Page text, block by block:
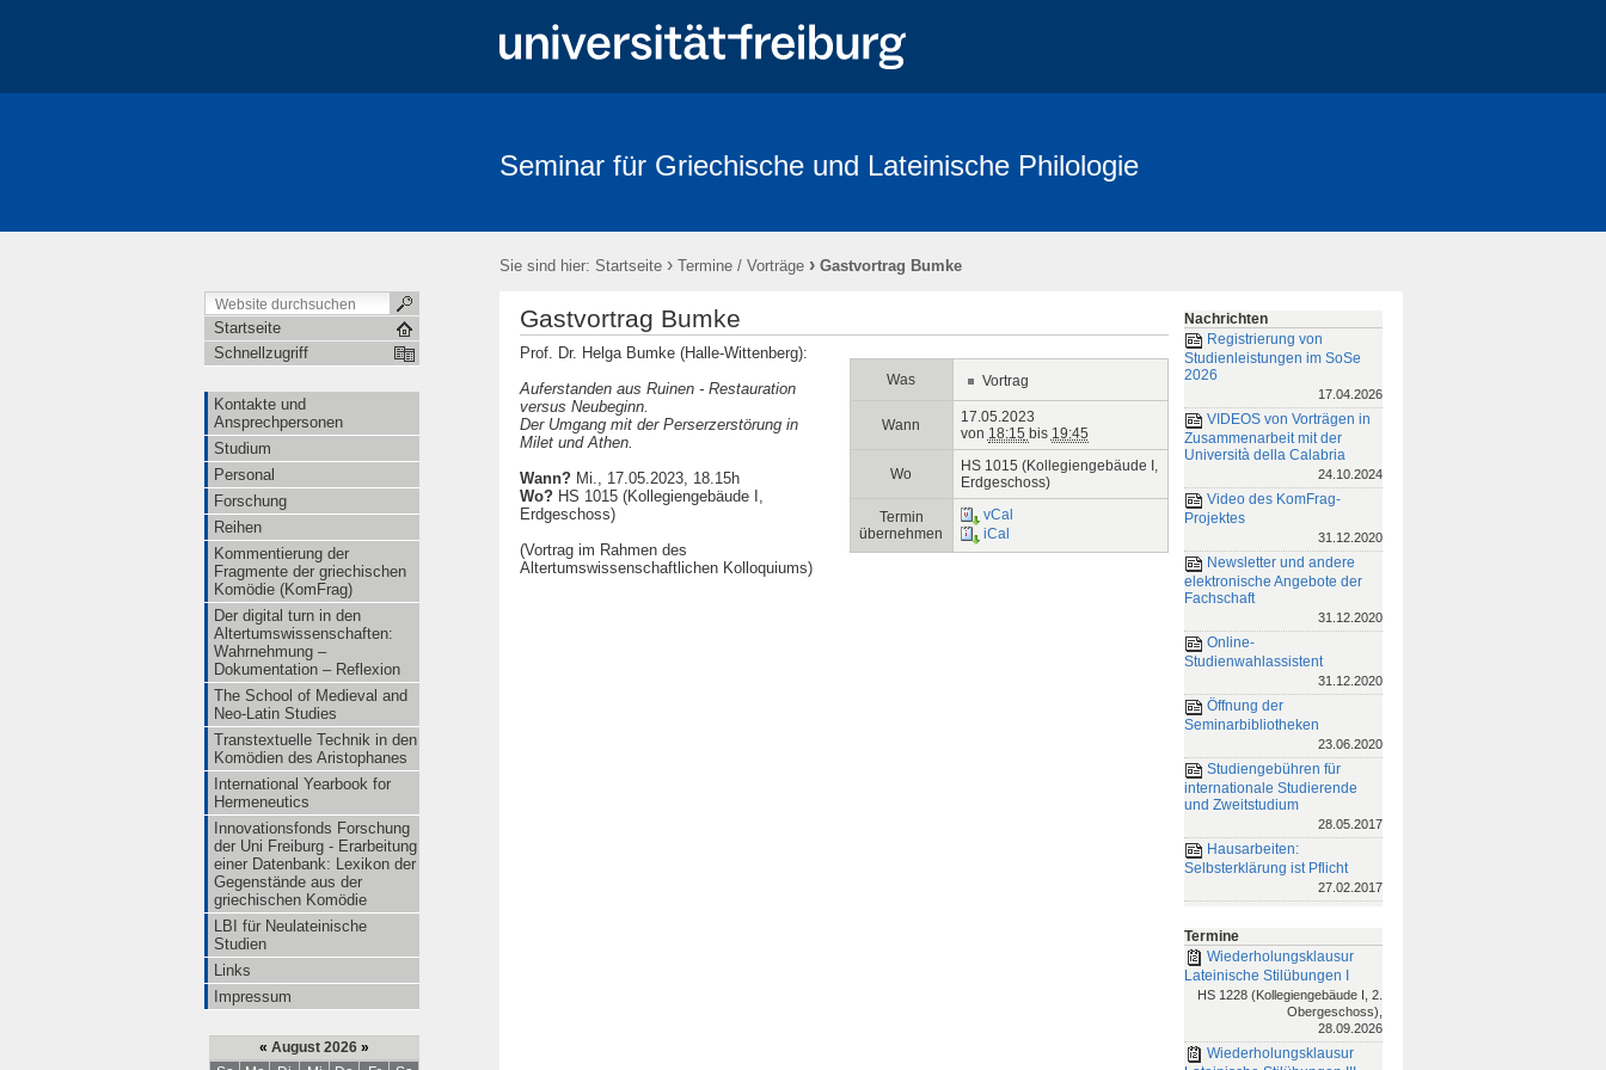
Seminar für Griechische und Lateinische Philologie
Sie sind hier: Startseite › Termine / Vorträge › Gastvortrag Bumke
Startseite
Schnellzugriff
Kontakte und
Ansprechpersonen
Studium
Personal
Forschung
Reihen
Kommentierung der
Fragmente der griechischen
Komödie (KomFrag)
Der digital turn in den
Altertumswissenschaften:
Wahrnehmung –
Dokumentation – Reflexion
The School of Medieval and
Neo-Latin Studies
Transtextuelle Technik in den
Komödien des Aristophanes
International Yearbook for
Hermeneutics
Innovationsfonds Forschung
der Uni Freiburg - Erarbeitung
einer Datenbank: Lexikon der
Gegenstände aus der
griechischen Komödie
LBI für Neulateinische
Studien
Links
Impressum
« August 2026 »
Gastvortrag Bumke
Was Vortrag
Wann
17.05.2023
von 18:15 bis 19:45
Wo
HS 1015 (Kollegiengebäude I,
Erdgeschoss)
Termin
übernehmen
vCal
iCal
Prof. Dr. Helga Bumke (Halle-Wittenberg):
Auferstanden aus Ruinen - Restauration
versus Neubeginn.
Der Umgang mit der Perserzerstörung in
Milet und Athen.
Wann? Mi., 17.05.2023, 18.15h
Wo? HS 1015 (Kollegiengebäude I,
Erdgeschoss)
(Vortrag im Rahmen des
Altertumswissenschaftlichen Kolloquiums)
Nachrichten
Registrierung von
Studienleistungen im SoSe
2026
17.04.2026
VIDEOS von Vorträgen in
Zusammenarbeit mit der
Università della Calabria
24.10.2024
Video des KomFrag-
Projektes
31.12.2020
Newsletter und andere
elektronische Angebote der
Fachschaft
31.12.2020
Online-
Studienwahlassistent
31.12.2020
Öffnung der
Seminarbibliotheken
23.06.2020
Studiengebühren für
internationale Studierende
und Zweitstudium
28.05.2017
Hausarbeiten:
Selbsterklärung ist Pflicht
27.02.2017
Termine
Wiederholungsklausur
Lateinische Stilübungen I
HS 1228 (Kollegiengebäude I, 2.
Obergeschoss),
28.09.2026
Wiederholungsklausur